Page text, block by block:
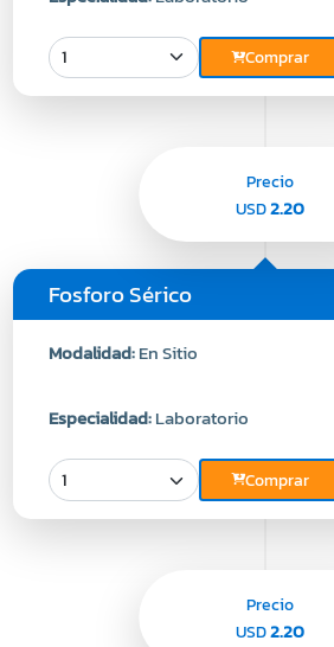
Comprar
Fosforo Sérico
Modalidad:En Sitio
Especialidad:Laboratorio
Comprar
Precio
USD2.20
Precio
USD2.20